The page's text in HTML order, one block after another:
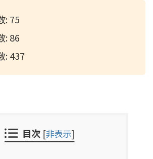
: 75
: 86
: 437
目次 [非表示]